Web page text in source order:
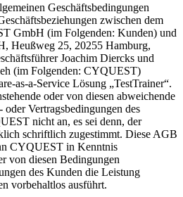
Geschäftsbedingungen
zwischen dem
GmbH (im Folgenden: Kunden) und
Heußweg 25, 20255 Hamburg,
Joachim Diercks und
(im Folgenden: CYQUEST)
as-a-Service Lösung „TestTrainer“.
oder von diesen abweichende
oder Vertragsbedingungen des
nicht an, es sei denn, der
schriftlich zugestimmt. Diese AGB
CYQUEST in Kenntnis
von diesen Bedingungen
des Kunden die Leistung
vorbehaltlos ausführt.